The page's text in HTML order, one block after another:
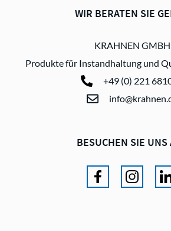
WIR BERATEN SIE
KRAHNEN GMBH
Produkte für Instandhaltung und
+49 (0) 221
BESUCHEN SIE UNS